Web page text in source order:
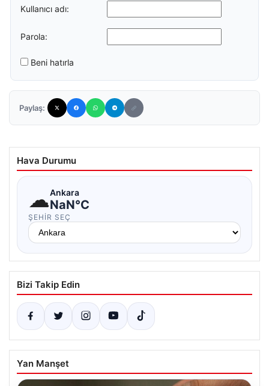
Kullanıcı adı:
Parola:
Beni hatırla
Paylaş:
Hava Durumu
☁Ankara
NaN°C
ŞEHIR SEÇ
Bizi Takip Edin
Yan Manşet